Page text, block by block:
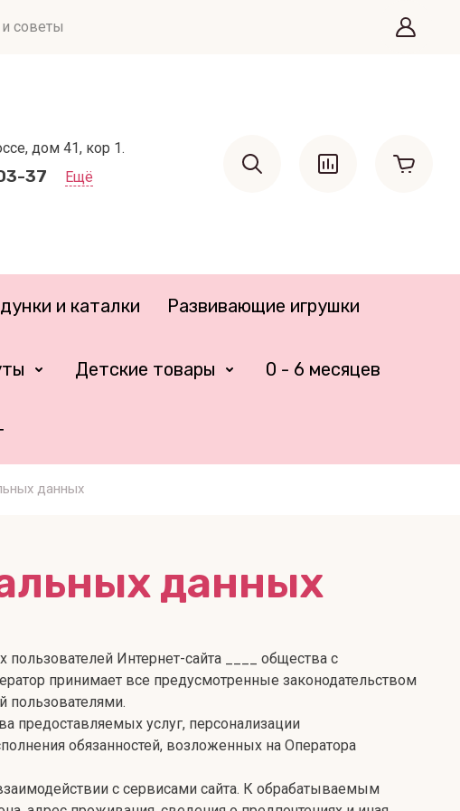
советы
дом 41, кор 1.
37 Ещё
и каталки Развивающие игрушки
Детские товары 0 - 6 месяцев
данных
данных
Интернет-сайта ____ общества с
принимает все предусмотренные законодательством
пользователями.
предоставляемых услуг, персонализации
обязанностей, возложенных на Оператора
с сервисами сайта. К обрабатываемым